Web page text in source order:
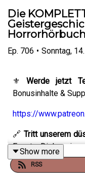
Die
Horrorhörbuch
Ep. 706 • Sonntag,
⚜️ Werde jetzt
Bonusinhalte &
https://
🔗Tritt unserem
Events,
https://discord.gg/
Show more
RSS